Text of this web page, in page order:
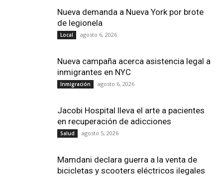
Nueva demanda a Nueva York por brote
de legionela
Local agosto 6, 2026
Nueva campaña acerca asistencia legal a
inmigrantes en NYC
Inmigración agosto 6, 2026
Jacobi Hospital lleva el arte a pacientes
en recuperación de adicciones
Salud agosto 5, 2026
Mamdani declara guerra a la venta de
bicicletas y scooters eléctricos ilegales